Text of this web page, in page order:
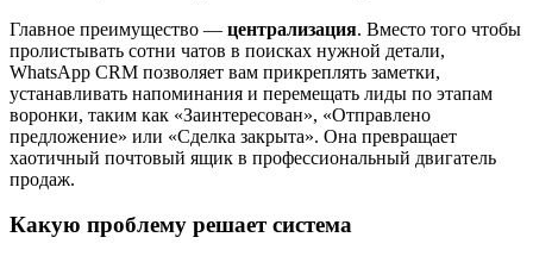
Главное преимущество — централизация. Вместо того чтобы
пролистывать сотни чатов в поисках нужной детали,
WhatsApp CRM позволяет вам прикреплять заметки,
устанавливать напоминания и перемещать лиды по этапам
воронки, таким как «Заинтересован», «Отправлено
предложение» или «Сделка закрыта». Она превращает
хаотичный почтовый ящик в профессиональный двигатель
продаж.
Какую проблему решает система